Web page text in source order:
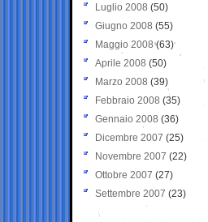
Luglio 2008 (50)
Giugno 2008 (55)
Maggio 2008(63)
Aprile 2008 (50)
Marzo 2008 (39)
Febbraio 2008 (35)
Gennaio 2008 (36)
Dicembre 2007 (25)
Novembre 2007 (22)
Ottobre 2007 (27)
Settembre 2007 (23)